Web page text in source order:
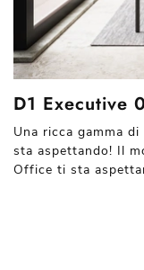
D1 Executive
Una ricca gamma
sta aspettando! Il
Office ti sta